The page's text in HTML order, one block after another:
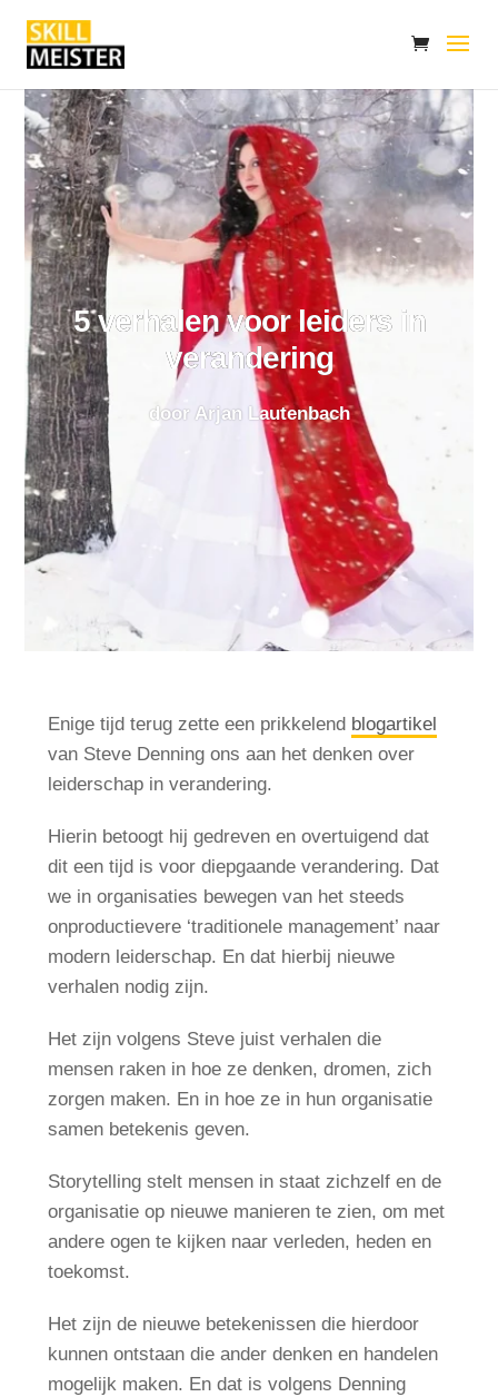
5 verhalen voor leiders in
verandering
door Arjan Lautenbach
Enige tijd terug zette een prikkelend blogartikel
van Steve Denning ons aan het denken over
leiderschap in verandering.
Hierin betoogt hij gedreven en overtuigend dat
dit een tijd is voor diepgaande verandering. Dat
we in organisaties bewegen van het steeds
onproductievere ‘traditionele management’ naar
modern leiderschap. En dat hierbij nieuwe
verhalen nodig zijn.
Het zijn volgens Steve juist verhalen die
mensen raken in hoe ze denken, dromen, zich
zorgen maken. En in hoe ze in hun organisatie
samen betekenis geven.
Storytelling stelt mensen in staat zichzelf en de
organisatie op nieuwe manieren te zien, om met
andere ogen te kijken naar verleden, heden en
toekomst.
Het zijn de nieuwe betekenissen die hierdoor
kunnen ontstaan die ander denken en handelen
mogelijk maken. En dat is volgens Denning